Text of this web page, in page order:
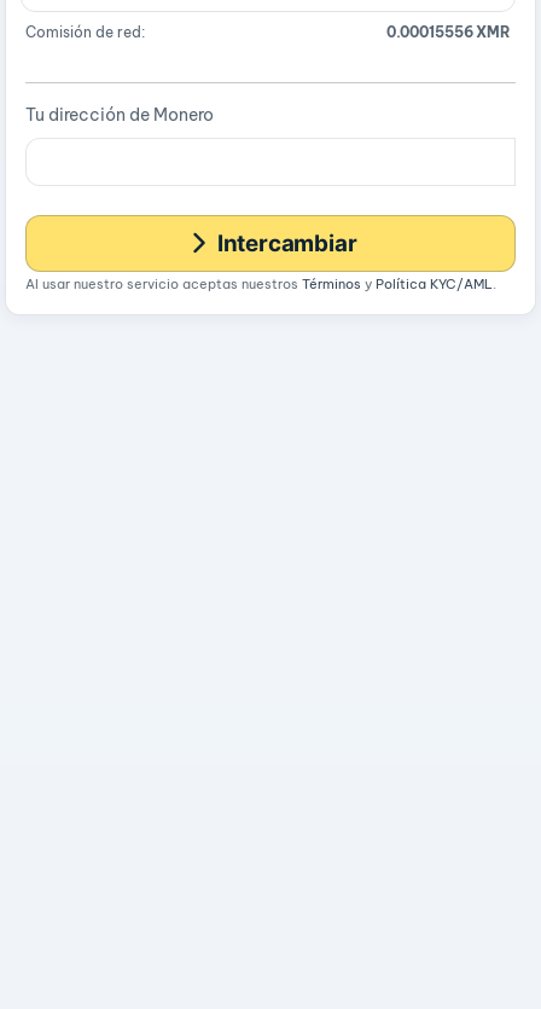
Comisión de red: 0.00015556 XMR
Tu dirección de Monero
Intercambiar
Al usar nuestro servicio aceptas nuestros Términos y Política KYC/AML